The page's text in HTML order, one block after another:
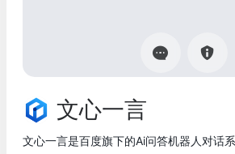
文心一言
文心一言是百度旗下的Ai问答机器人对话